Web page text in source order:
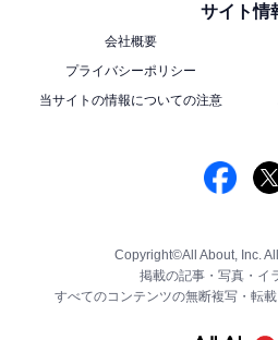
サイト情
会社概要
プライバシーポリシー
当サイトの情報についての注意
Copyright©All About, Inc.
掲載の記事・写真・イ
すべてのコンテンツの無断複写・転